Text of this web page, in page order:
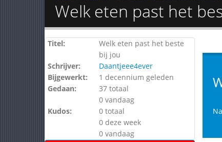
Welk eten past het
Titel:
Welk eten past het beste
bij jou
Schrijver:
Daantjeee4ever
Bijgewerkt:
1 decennium geleden
Gedaan:
37 totaal
0 vandaag
Kudos:
0 totaal
0 deze week
0 vandaag